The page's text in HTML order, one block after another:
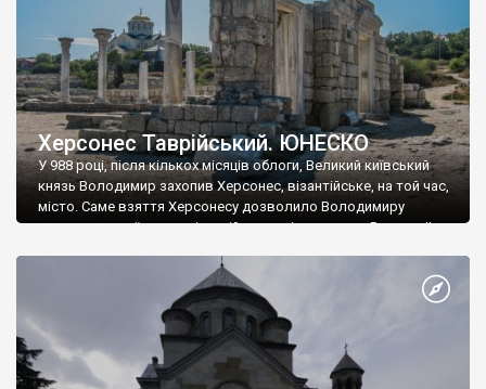
Херсонес Таврійський. ЮНЕСКО
У 988 році, після кількох місяців облоги, Великий київський
князь Володимир захопив Херсонес, візантійське, на той час,
місто. Саме взяття Херсонесу дозволило Володимиру
диктувати свої умови візантійському імператору Василю ІІ, та
Херсонесі Володимир-язичник, став Василем-християнином.
А потім було Хрещення Русі. На честь Херсонесу Таврійського